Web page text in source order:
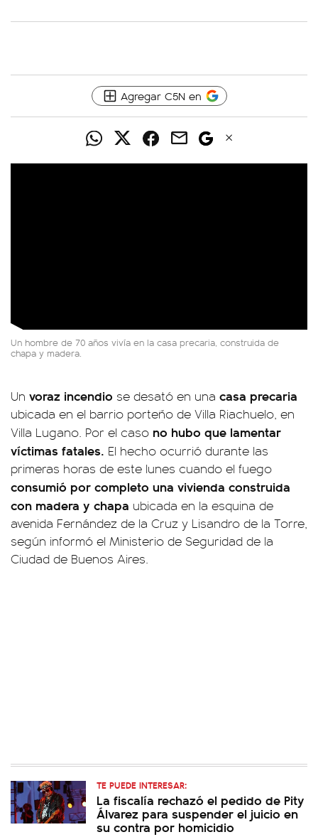
Agregar C5N en
Un hombre de 70 años vivía en la casa precaria, construida de
chapa y madera.
Un voraz incendio se desató en una casa precaria
ubicada en el barrio porteño de Villa Riachuelo, en
Villa Lugano. Por el caso no hubo que lamentar
víctimas fatales. El hecho ocurrió durante las
primeras horas de este lunes cuando el fuego
consumió por completo una vivienda construida
con madera y chapa ubicada en la esquina de
avenida Fernández de la Cruz y Lisandro de la Torre,
según informó el Ministerio de Seguridad de la
Ciudad de Buenos Aires.
TE PUEDE INTERESAR:
La fiscalía rechazó el pedido de Pity
Álvarez para suspender el juicio en
su contra por homicidio